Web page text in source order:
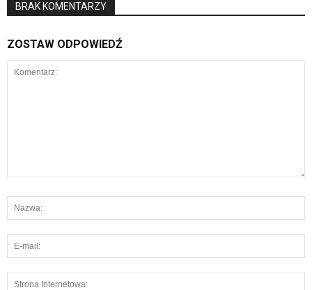
BRAK KOMENTARZY
ZOSTAW ODPOWIEDŹ